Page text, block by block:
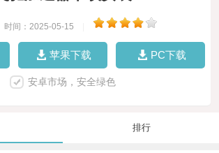
时间：2025-05-15
苹果下载 PC下载
安卓市场，安全绿色
排行